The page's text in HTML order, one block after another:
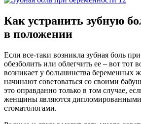
Как устранить зубную
в положении
Если все-таки возникла зубная боль
обезболить или облегчить ее – вот тот
возникает у большинства беременных
начинают советоваться со своими
это оправданно только в том случае,
женщины являются
стоматологами.